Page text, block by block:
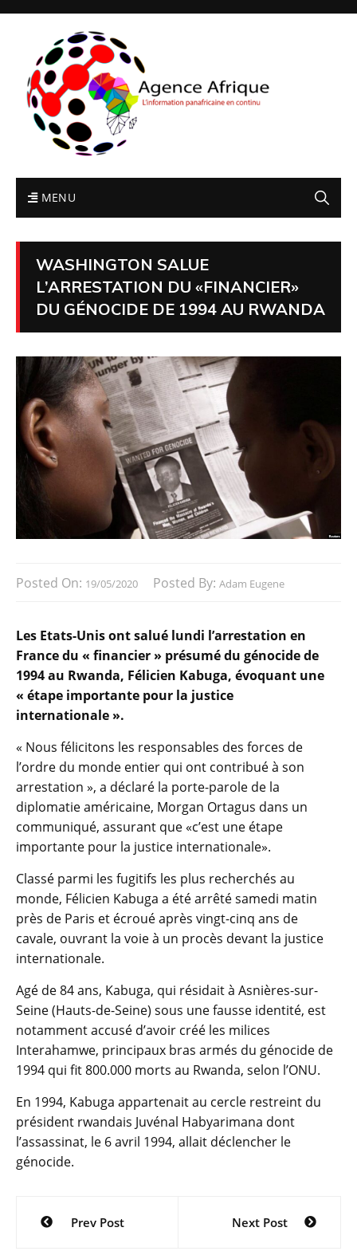
MENU
WASHINGTON SALUE
L’ARRESTATION DU «FINANCIER»
DU GÉNOCIDE DE 1994 AU RWANDA
Posted On: 19/05/2020 Posted By: Adam Eugene
Les Etats-Unis ont salué lundi l’arrestation en
France du « financier » présumé du génocide de
1994 au Rwanda, Félicien Kabuga, évoquant une
« étape importante pour la justice
internationale ».
« Nous félicitons les responsables des forces de
l’ordre du monde entier qui ont contribué à son
arrestation », a déclaré la porte-parole de la
diplomatie américaine, Morgan Ortagus dans un
communiqué, assurant que «c’est une étape
importante pour la justice internationale».
Classé parmi les fugitifs les plus recherchés au
monde, Félicien Kabuga a été arrêté samedi matin
près de Paris et écroué après vingt-cinq ans de
cavale, ouvrant la voie à un procès devant la justice
internationale.
Agé de 84 ans, Kabuga, qui résidait à Asnières-sur-
Seine (Hauts-de-Seine) sous une fausse identité, est
notamment accusé d’avoir créé les milices
Interahamwe, principaux bras armés du génocide de
1994 qui fit 800.000 morts au Rwanda, selon l’ONU.
En 1994, Kabuga appartenait au cercle restreint du
président rwandais Juvénal Habyarimana dont
l’assassinat, le 6 avril 1994, allait déclencher le
génocide.
Navigation
Prev Post Next Post